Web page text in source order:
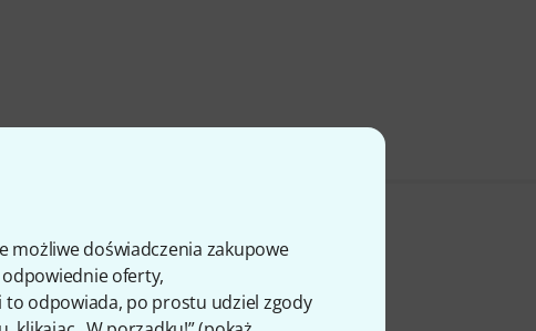
możliwe doświadczenia zakupowe
odpowiednie oferty,
to odpowiada, po prostu udziel zgody